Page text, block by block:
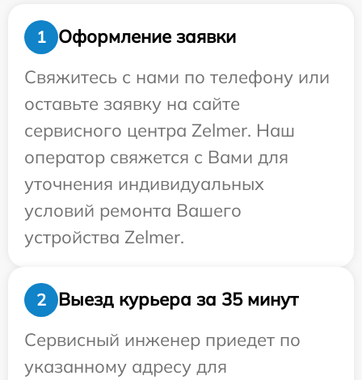
1
Оформление заявки
Свяжитесь с нами по телефону или
оставьте заявку на сайте
сервисного центра Zelmer. Наш
оператор свяжется с Вами для
уточнения индивидуальных
условий ремонта Вашего
устройства Zelmer.
2
Выезд курьера за 35 минут
Сервисный инженер приедет по
указанному адресу для